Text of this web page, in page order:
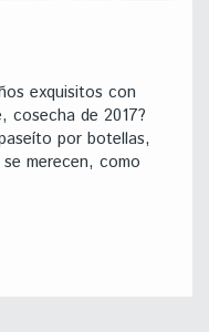
exquisitos con
cosecha de 2017?
por botellas,
merecen, como